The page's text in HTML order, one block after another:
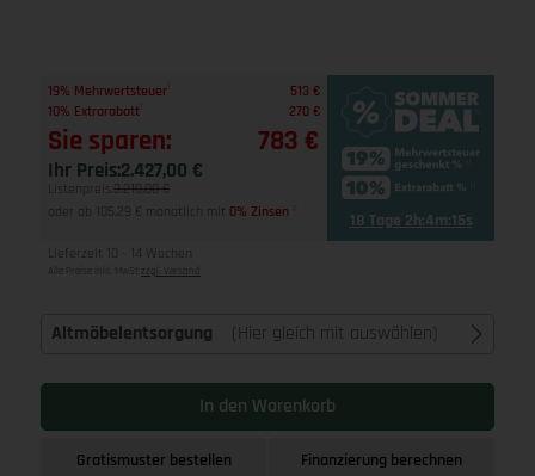
19% Mehrwertsteuer
513 €
10% Extrarabatt
270 €
Sie sparen: 783 €
Ihr Preis:2.427,00 €
Listenpreis: 3.210,00 €
oder ab 105,29 € monatlich mit 0% Zinsen 18 Tage 2h:4m:14s
Lieferzeit 10 - 14 Wochen
Alle Preise inkl. MwSt zzgl. Versand
Altmöbelentsorgung (Hier gleich mit auswählen)
In den Warenkorb
Gratismuster bestellen Finanzierung berechnen